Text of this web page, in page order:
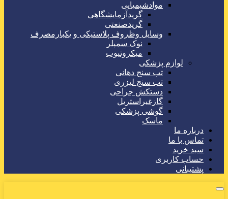
موادشیمیایی
گریدآزمایشگاهی
گریدصنعتی
وسایل وظروف پلاستیکی و یکبارمصرف
نوک سمپلر
میکروتیوب
لوازم پزشکی
تب سنج دهانی
تب سنج لیزری
دستکش جراحی
گازغیراستریل
گوشی پزشکی
ماسک
درباره ما
تماس با ما
سبد خرید
حساب کاربری
پشتیبانی